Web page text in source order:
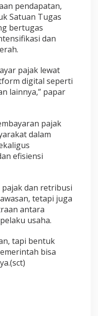
pendapatan,
Satuan Tugas
bertugas
dan
pajak lewat
digital seperti
lainnya,” papar
pajak
dalam
efisiensi
pajak dan retribusi
tetapi juga
antara
usaha.
tapi bentuk
bisa